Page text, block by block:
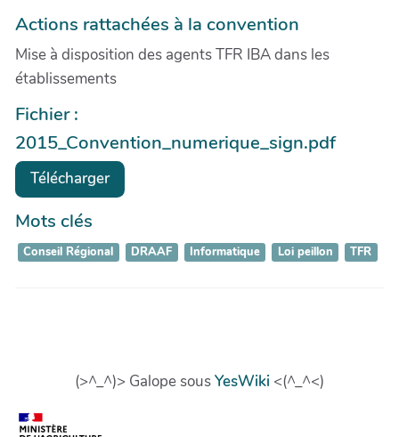
Actions rattachées à la convention
Mise à disposition des agents TFR IBA dans les
établissements
Fichier :
2015_Convention_numerique_sign.pdf
Télécharger
Mots clés
Conseil Régional DRAAF Informatique Loi peillon TFR
(>^_^)> Galope sousYesWiki <(^_^<)